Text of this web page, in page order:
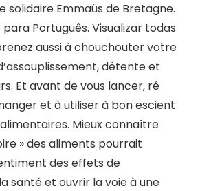
solidaire Emmaüs de Bretagne.
Português. Visualizar todas
aussi à chouchouter votre
détente et
Et avant de vous lancer, ré
et à utiliser à bon escient
Mieux connaître
» des aliments pourrait
des effets de
santé et ouvrir la voie à une